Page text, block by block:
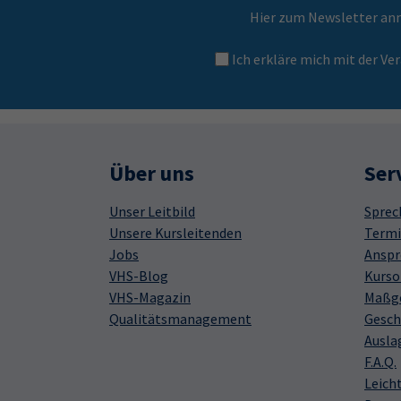
Hier zum Newsletter
Ich erkläre mich mit der
Über uns
Unser Leitbild
Unsere Kursleitenden
Jobs
VHS-Blog
VHS-Magazin
Qualitätsmanagement
F.A.Q.